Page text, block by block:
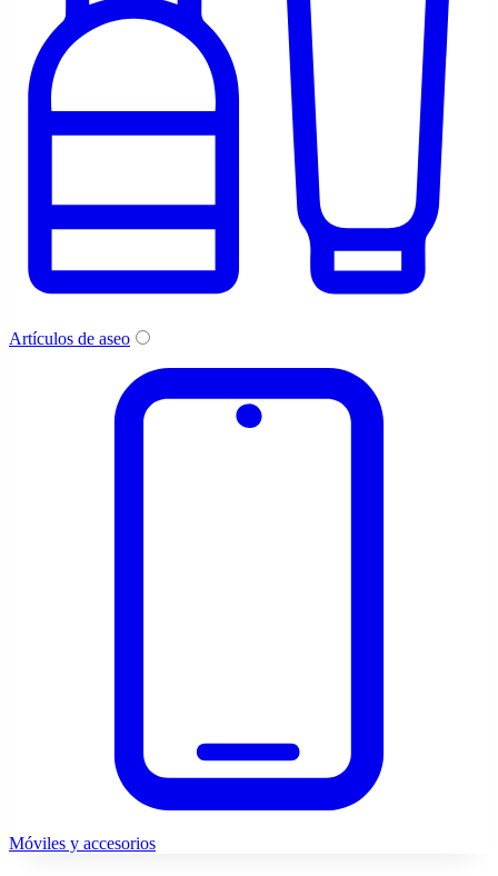
Artículos de aseo
Móviles y accesorios